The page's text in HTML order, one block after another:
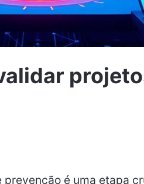
é uma etapa